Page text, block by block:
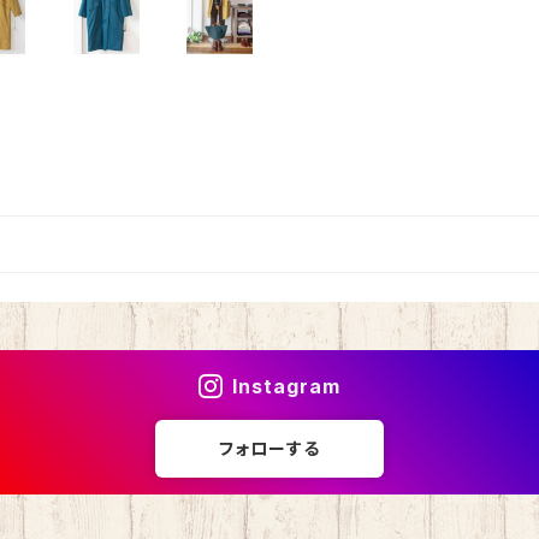
Instagram
フォローする